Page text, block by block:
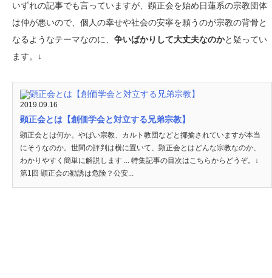
いずれの記事でも言っていますが、顕正会を始め日蓮系の宗教団体
は仲が悪いので、個人の幸せや社会の安寧を願うのが宗教の背骨と
なるようなテーマなのに、 争いばかりして大丈夫なのかと疑ってい
ます。↓
2019.09.16
顕正会とは【創価学会と対立する兄弟宗教】
顕正会とは何か。やばい宗教、カルト教団などと揶揄されていますが本当
にそうなのか。世間の評判は横に置いて、顕正会とはどんな宗教なのか、
わかりやすく簡単に解説します ... 特集記事の目次はこちらからどうぞ。↓
第1回 顕正会の勧誘は危険？公安...